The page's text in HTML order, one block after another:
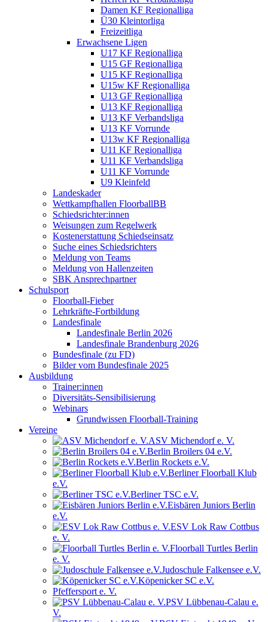
Damen KF Regionalliga
Ü30 Kleintorliga
Freizeitliga
Erwachsene Ligen
U17 KF Regionalliga
U15 GF Regionalliga
U15 KF Regionalliga
U15w KF Regionalliga
U13 GF Regionalliga
U13 KF Regionalliga
U13 KF Verbandsliga
U13 KF Vorrunde
U13w KF Regionalliga
U11 KF Regionalliga
U11 KF Verbandsliga
U11 KF Vorrunde
U9 Kleinfeld
Landeskader
Wettkampfhallen FloorballBB
Schiedsrichter:innen
Weisungen zum Regelwerk
Kostenerstattung Schiedseinsatz
Suche eines Schiedsrichters
Meldung von Teams
Meldung von Hallenzeiten
SBK Ansprechpartner
Schulsport
Floorball-Fieber
Lehrkräfte-Fortbildung
Landesfinale
Landesfinale Berlin 2026
Landesfinale Brandenburg 2026
Bundesfinale (zu FD)
Bilder vom Bundesfinale 2025
Ausbildung
Trainer:innen
Diversitäts-Sensibilisierung
Webinars
Grundwissen Floorball-Training
Vereine
ASV Michendorf e. V.
Berlin Broilers 04 e.V.
Berlin Rockets e.V.
Berliner Floorball Klub
e.V.
Berliner TSC e.V.
Eisbären Juniors Berlin
e.V.
ESV Lok Raw Cottbus
e. V.
Floorball Turtles Berlin
e. V.
Judoschule Falkensee e.V.
Köpenicker SC e.V.
Pfeffersport e. V.
PSV Lübbenau-Calau e.
V.